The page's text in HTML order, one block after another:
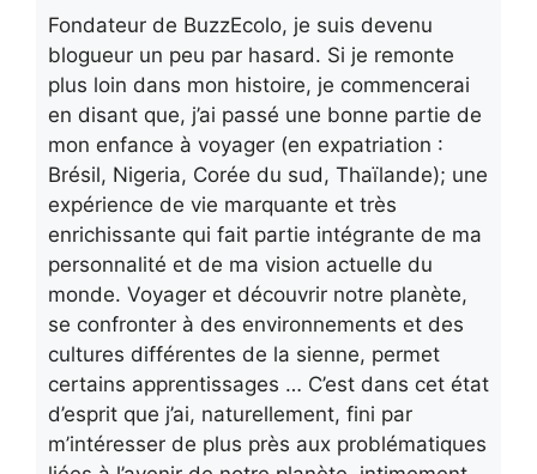
Fondateur de BuzzEcolo, je suis devenu
blogueur un peu par hasard. Si je remonte
plus loin dans mon histoire, je commencerai
en disant que, j’ai passé une bonne partie de
mon enfance à voyager (en expatriation :
Brésil, Nigeria, Corée du sud, Thaïlande); une
expérience de vie marquante et très
enrichissante qui fait partie intégrante de ma
personnalité et de ma vision actuelle du
monde. Voyager et découvrir notre planète,
se confronter à des environnements et des
cultures différentes de la sienne, permet
certains apprentissages … C’est dans cet état
d’esprit que j’ai, naturellement, fini par
m’intéresser de plus près aux problématiques